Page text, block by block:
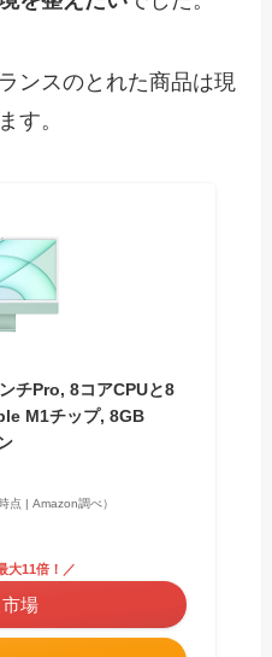
ンスのとれた商品は現
す。
チPro, 8コアCPUと8
M1チップ, 8GB
点 | Amazon調べ）
大11倍！／
場